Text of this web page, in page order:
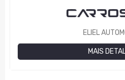
ELIEL
MAIS